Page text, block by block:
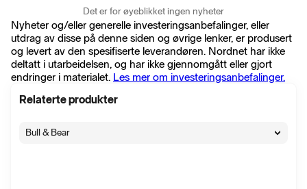
Det er for øyeblikket ingen nyheter
Nyheter og/eller generelle investeringsanbefalinger, eller
utdrag av disse på denne siden og øvrige lenker, er produsert
og levert av den spesifiserte leverandøren. Nordnet har ikke
deltatt i utarbeidelsen, og har ikke gjennomgått eller gjort
endringer i materialet. Les mer om investeringsanbefalinger.
Relaterte produkter
Bull & Bear